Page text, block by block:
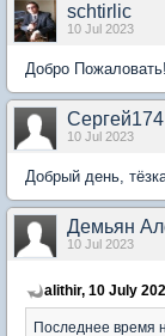
schtirlic
10 Jul 2023
Добро Пожаловать!
Сергей174
10 Jul 2023
Добрый день,
Демьян
10 Jul 2023
alithir, 10 July
Последнее время